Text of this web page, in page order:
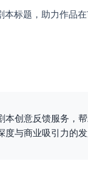
灯光与阴影的对比，
标题，助力作品
本创意反馈服务，
与商业吸引力的发